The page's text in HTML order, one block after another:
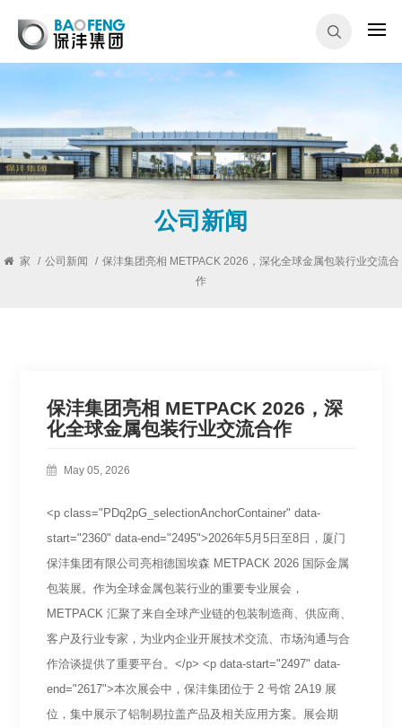
公司新闻
家 / 公司新闻 / 保沣集团亮相 METPACK 2026，深化全球金属包装行业交流合
作
保沣集团亮相 METPACK 2026，深
化全球金属包装行业交流合作
May 05, 2026
<p class="PDq2pG_selectionAnchorContainer" data-
start="2360" data-end="2495">2026年5月5日至8日，厦门
保沣集团有限公司亮相德国埃森 METPACK 2026 国际金属
包装展。作为全球金属包装行业的重要专业展会，
METPACK 汇聚了来自全球产业链的包装制造商、供应商、
客户及行业专家，为业内企业开展技术交流、市场沟通与合
作洽谈提供了重要平台。</p> <p data-start="2497" data-
end="2617">本次展会中，保沣集团位于 2 号馆 2A19 展
位，集中展示了铝制易拉盖产品及相关应用方案。展会期